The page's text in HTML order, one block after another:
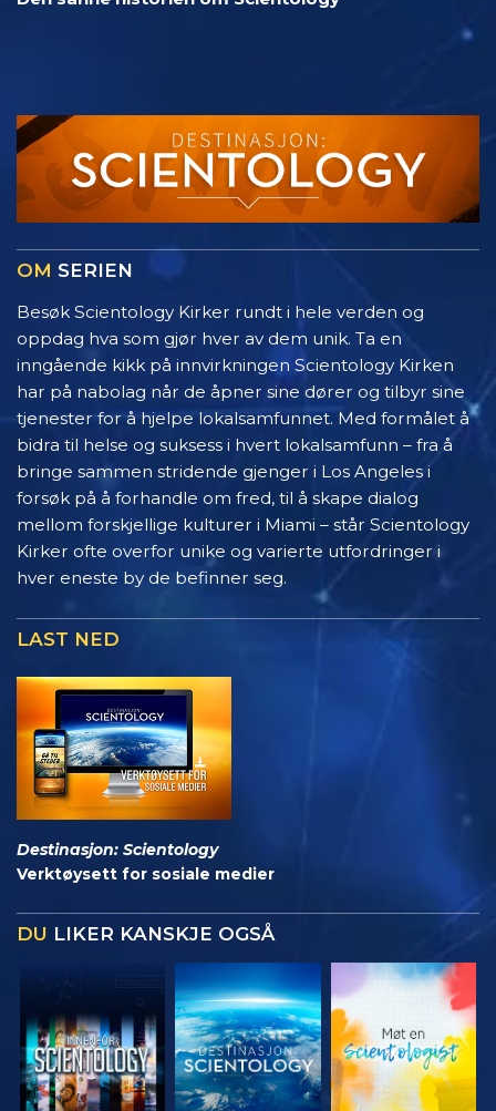
OM SERIEN
Besøk Scientology Kirker rundt i hele verden og
oppdag hva som gjør hver av dem unik. Ta en
inngående kikk på innvirkningen Scientology Kirken
har på nabolag når de åpner sine dører og tilbyr sine
tjenester for å hjelpe lokalsamfunnet. Med formålet å
bidra til helse og suksess i hvert lokalsamfunn – fra å
bringe sammen stridende gjenger i Los Angeles i
forsøk på å forhandle om fred, til å skape dialog
mellom forskjellige kulturer i Miami – står Scientology
Kirker ofte overfor unike og varierte utfordringer i
hver eneste by de befinner seg.
LAST NED
Destinasjon: Scientology
Verktøysett for sosiale medier
DU LIKER KANSKJE OGSÅ